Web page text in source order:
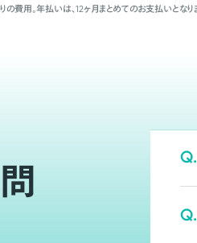
の費用。年払いは、12ヶ月まとめてのお支払いとなり
Q.
Q.